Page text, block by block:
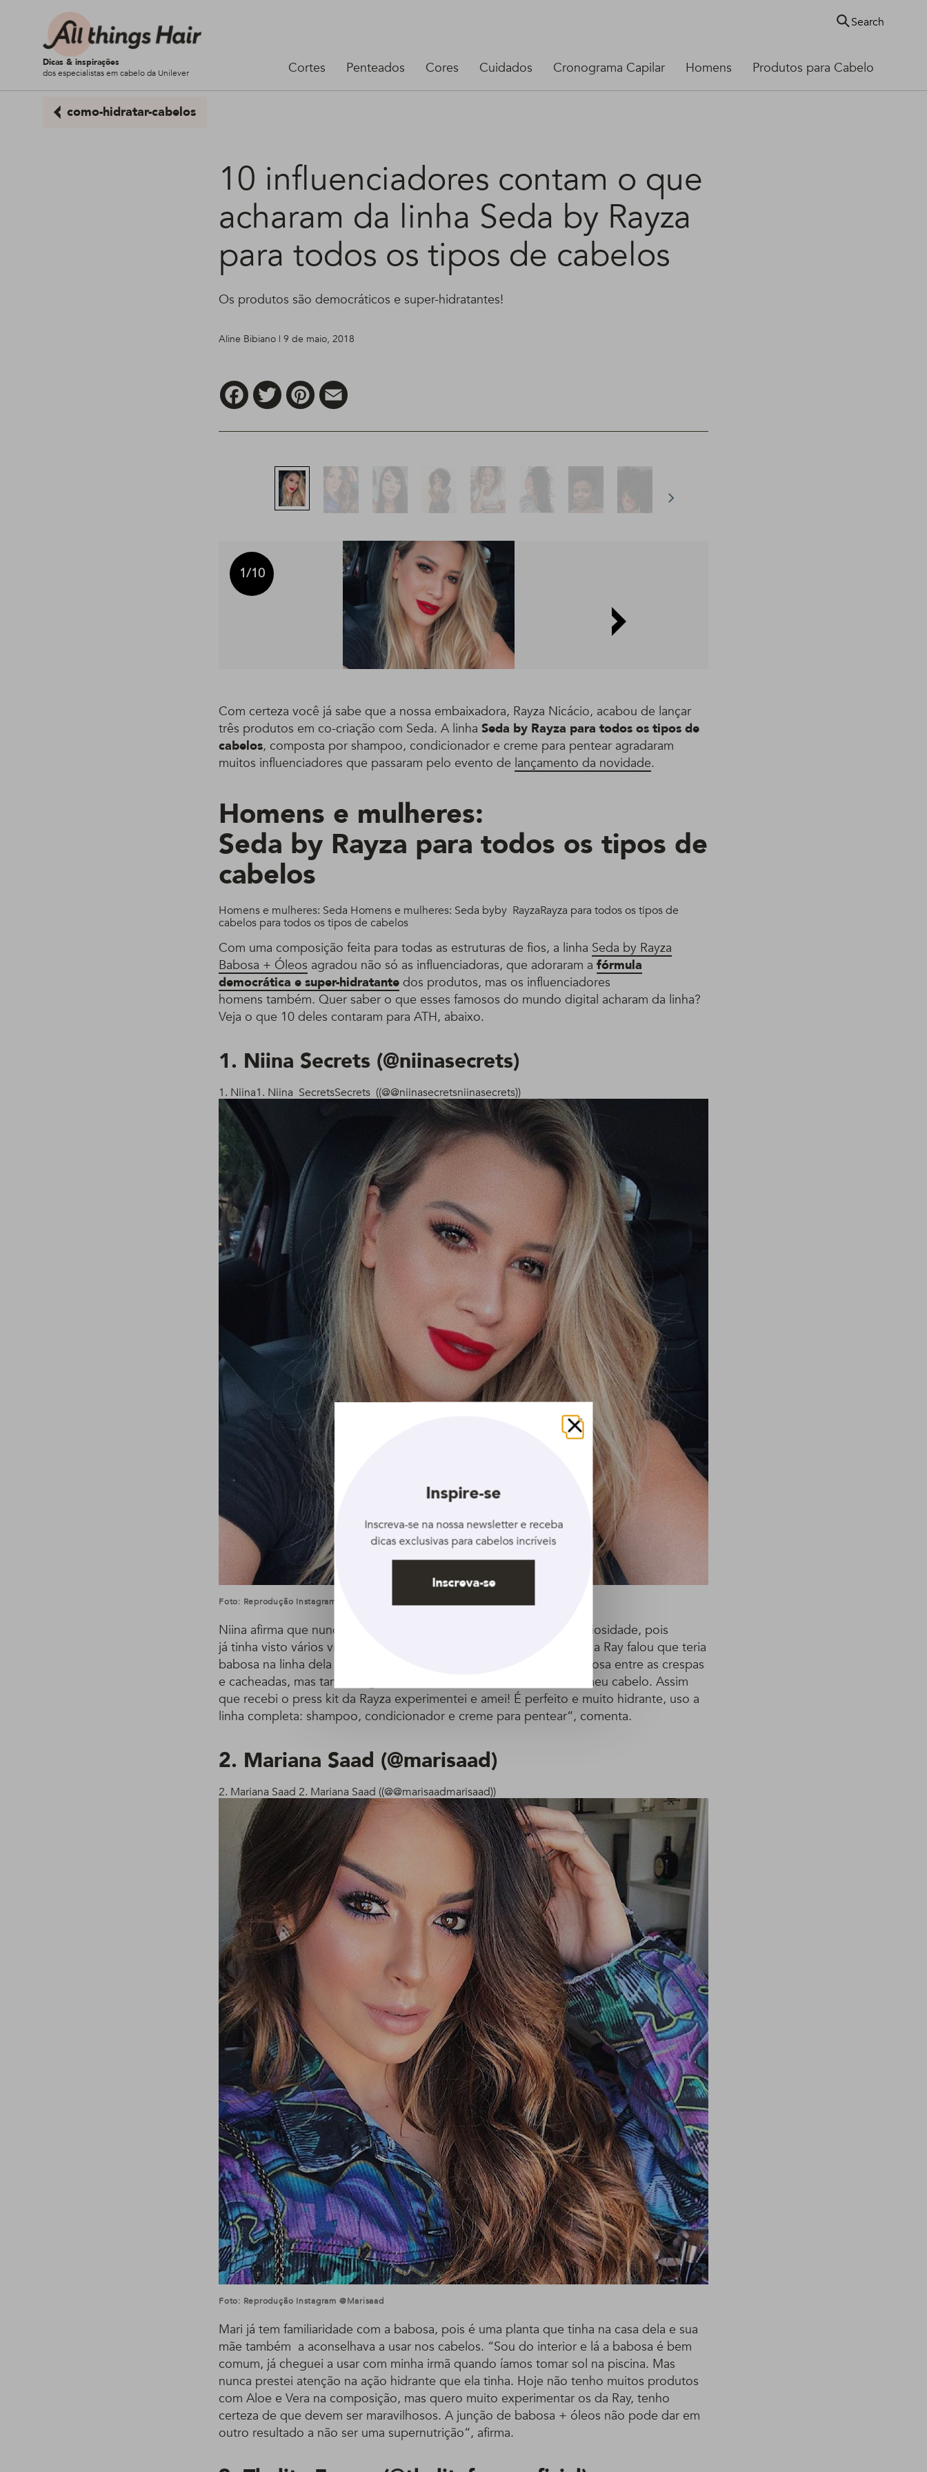
Dicas & inspirações
dos especialistas em cabelo da Unilever
Cortes Penteados Cores Cuidados Cronograma Capilar Homens Produtos para Cabelo
Search
como-hidratar-cabelos
10 influenciadores contam o que
acharam da linha Seda by Rayza
para todos os tipos de cabelos
Os produtos são democráticos e super-hidratantes!
Aline Bibiano | 9 de maio, 2018
FacebookTwitter Pinterest
1/10
Com certeza você já sabe que a nossa embaixadora, Rayza Nicácio, acabou de lançar
três produtos em co-criação com Seda. A linha Seda by Rayza para todos os tipos de
cabelos, composta por shampoo, condicionador e creme para pentear agradaram
muitos influenciadores que passaram pelo evento de lançamento da novidade.
Homens e mulheres:
Seda by Rayza para todos os tipos de
cabelos
Homens e mulheres: Seda Homens e mulheres: Seda byby RayzaRayza para todos os tipos de
cabelos para todos os tipos de cabelos
Com uma composição feita para todas as estruturas de fios, a linha Seda by Rayza
Babosa + Óleos agradou não só as influenciadoras, que adoraram a fórmula
democrática e super-hidratante dos produtos, mas os influenciadores
homens também. Quer saber o que esses famosos do mundo digital acharam da linha?
Veja o que 10 deles contaram para ATH, abaixo.
1. Niina Secrets (@niinasecrets)
1. Niina1. Niina SecretsSecrets ((@@niinasecretsniinasecrets))
Foto: Reprodução Instagram @niinasecrets
Niina afirma que nunca usou babosa nos fios, mas sempre teve curiosidade, pois
já tinha visto vários vídeos de youtubers usando a planta. “Quando a Ray falou que teria
babosa na linha dela fiquei supercuriosa e feliz. Sei que é muito famosa entre as crespas
e cacheadas, mas também gostaria de saber como funcionaria no meu cabelo. Assim
que recebi o press kit da Rayza experimentei e amei! É perfeito e muito hidrante, uso a
linha completa: shampoo, condicionador e creme para pentear“, comenta.
2. Mariana Saad (@marisaad)
2. Mariana Saad 2. Mariana Saad ((@@marisaadmarisaad))
Foto: Reprodução Instagram @marisaad
Mari já tem familiaridade com a babosa, pois é uma planta que tinha na casa dela e sua
mãe também a aconselhava a usar nos cabelos. “Sou do interior e lá a babosa é bem
comum, já cheguei a usar com minha irmã quando íamos tomar sol na piscina. Mas
nunca prestei atenção na ação hidrante que ela tinha. Hoje não tenho muitos produtos
com Aloe e Vera na composição, mas quero muito experimentar os da Ray, tenho
certeza de que devem ser maravilhosos. A junção de babosa + óleos não pode dar em
outro resultado a não ser uma supernutrição“, afirma.
Fechar
Inspire-se
Inscreva-se na nossa newsletter e receba
dicas exclusivas para cabelos incríveis
Inscreva-se